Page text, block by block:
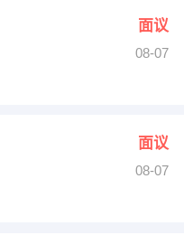
面议
08-07
面议
08-07